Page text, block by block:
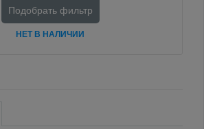
Подобрать фильтр
НЕТ В НАЛИЧИИ